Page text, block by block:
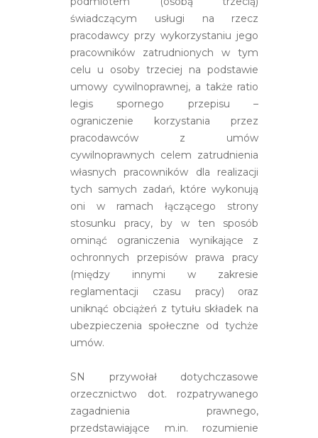
świadczącym usługi na rzecz
pracodawcy przy wykorzystaniu jego
pracowników zatrudnionych w tym
celu u osoby trzeciej na podstawie
umowy cywilnoprawnej, a także ratio
legis spornego przepisu –
ograniczenie korzystania przez
pracodawców z umów
cywilnoprawnych celem zatrudnienia
własnych pracowników dla realizacji
tych samych zadań, które wykonują
oni w ramach łączącego strony
stosunku pracy, by w ten sposób
ominąć ograniczenia wynikające z
ochronnych przepisów prawa pracy
(między innymi w zakresie
reglamentacji czasu pracy) oraz
uniknąć obciążeń z tytułu składek na
ubezpieczenia społeczne od tychże
umów.
SN przywołał dotychczasowe
orzecznictwo dot. rozpatrywanego
zagadnienia prawnego,
przedstawiające m.in. rozumienie